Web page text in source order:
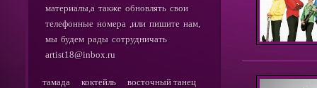
материалы,а также обновлять свои
телефонные номера ,или пишите нам,
мы будем рады сотрудничать
artist18@inbox.ru
тамада коктейль
восточный танец